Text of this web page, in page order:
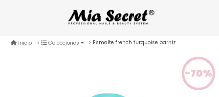
Inicio Colecciones Esmalte french turquoise barniz
-70%